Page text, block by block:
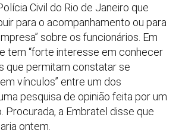
Civil do Rio de Janeiro que
para o acompanhamento ou para
sobre os funcionários. Em
tem “forte interesse em conhecer
que permitam constatar se
vínculos” entre um dos
pesquisa de opinião feita por um
Procurada, a Embratel disse que
ontem.